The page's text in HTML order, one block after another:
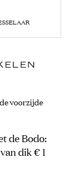
de Bodo:
dik € 1